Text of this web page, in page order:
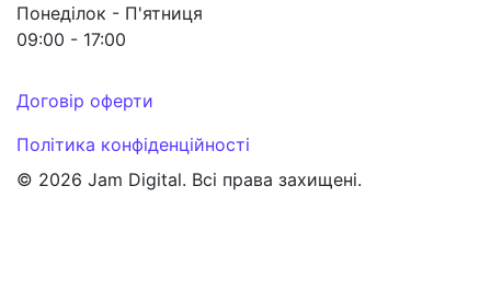
Понеділок - П'ятниця
09:00 - 17:00
Договір оферти
Політика конфіденційності
© 2026 Jam Digital. Всі права захищені.